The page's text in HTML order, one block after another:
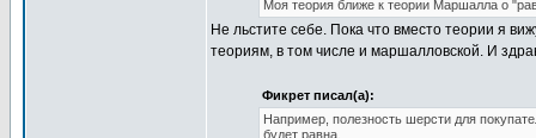
Моя теория ближе к теории Маршалла о
Не льстите себе. Пока что вместо теории я
теориям, в том числе и маршалловской. И
Фикрет писал(а):
Например, полезность шерсти для
будет равна.